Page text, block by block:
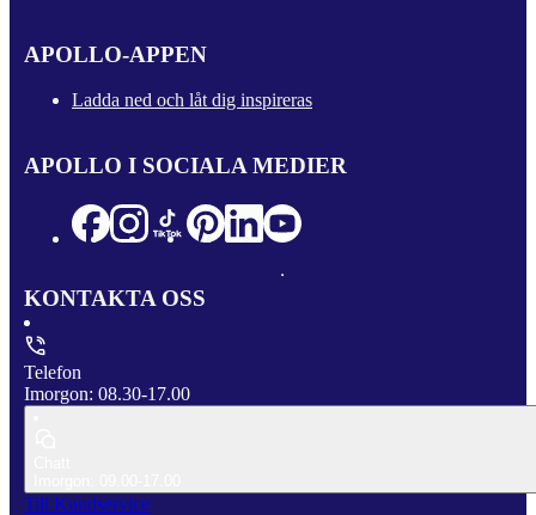
APOLLO-APPEN
Ladda ned och låt dig inspireras
APOLLO I SOCIALA MEDIER
KONTAKTA OSS
Telefon
Imorgon: 08.30-17.00
Till Kundservice